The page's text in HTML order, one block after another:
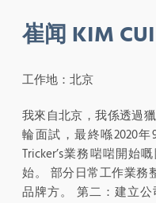
崔闻 KIM CUI
工作地：北京
我來自北京，我係透過
輪面試，最終喺2020
Tricker’s業務啱啱開始
始。 部分日常工作業務
品牌方。 第二：建立公